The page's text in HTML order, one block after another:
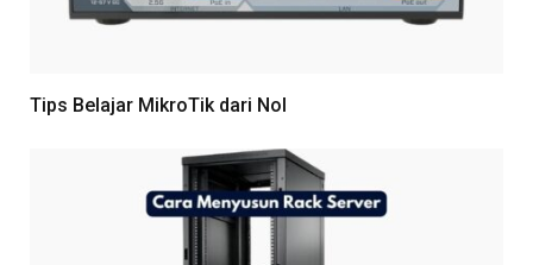
Tips Belajar MikroTik dari Nol